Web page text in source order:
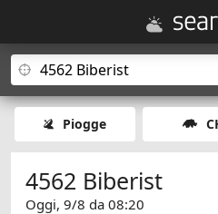
Piogge
4562 Biberist
Oggi, 9/8 da 08:20